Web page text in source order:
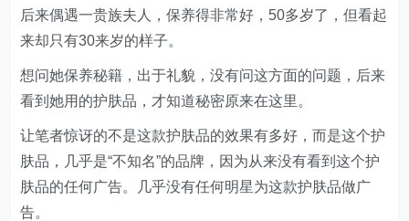
后来偶遇一贵族夫人，保养得非常好，50多岁了，但看起
来却只有30来岁的样子。
想问她保养秘籍，出于礼貌，没有问这方面的问题，后来
看到她用的护肤品，才知道秘密原来在这里。
让笔者惊讶的不是这款护肤品的效果有多好，而是这个护
肤品，几乎是“不知名”的品牌，因为从来没有看到这个护
肤品的任何广告。几乎没有任何明星为这款护肤品做广
告。